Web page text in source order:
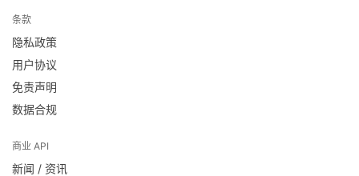
条款
隐私政策
用户协议
免责声明
数据合规
商业 API
新闻 / 资讯